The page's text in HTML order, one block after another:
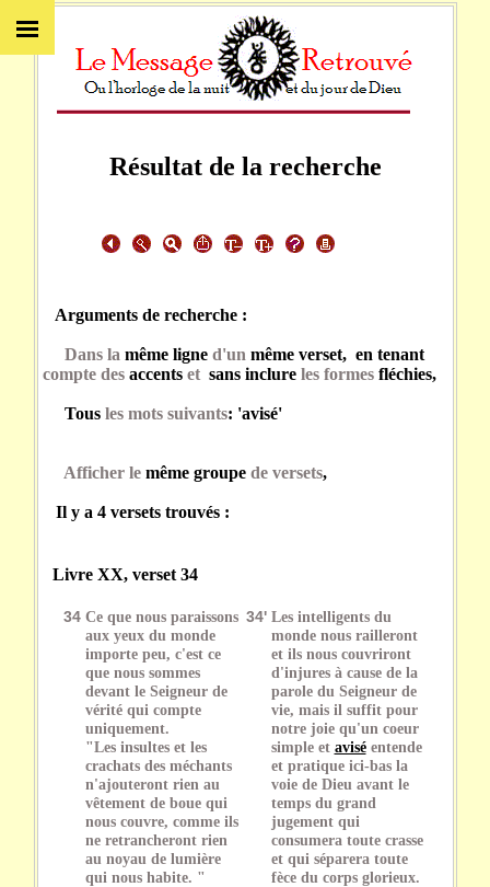
Résultat de la recherche
Arguments de recherche :
Dans la même ligne d'un même verset, en tenant
compte des accents et sans inclureles formes fléchies,
Tous les mots suivants: 'avisé'
Afficher le même groupede versets,
Il y a 4 versets trouvés :
Livre XX, verset 34
34 Ce que nous paraissons
aux yeux du monde
importe peu, c'est ce
que nous sommes
devant le Seigneur de
vérité qui compte
uniquement.
"Les insultes et les
crachats des méchants
n'ajouteront rien au
vêtement de boue qui
nous couvre, comme ils
ne retrancheront rien
au noyau de lumière
qui nous habite. "
34' Les intelligents du
monde nous railleront
et ils nous couvriront
d'injures à cause de la
parole du Seigneur de
vie, mais il suffit pour
notre joie qu'un coeur
simple et aviséentende
et pratique ici-bas la
voie de Dieu avant le
temps du grand
jugement qui
consumera toute crasse
et qui séparera toute
fèce du corps glorieux.